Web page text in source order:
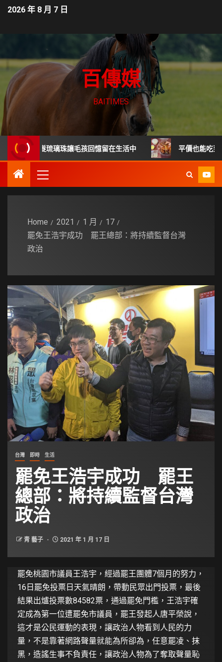
2026 年 8 月 7 日
百傳媒
BAITIMES
毛髮琉璃珠讓毛孩回憶留在生活中 平價也能吃到餐廳級
Home 2021 1 月
17
罷免王浩宇成功 罷王總部：將持續監督台灣
政治
台灣 即時 生活
罷免王浩宇成功 罷王
總部：將持續監督台灣
政治
青 藝子 2021 年 1 月 17 日
罷免桃園市議員王浩宇，經過罷王團體7個月的努力，
16日罷免投票日天氣晴朗，帶動民眾出門投票，最後
結果出爐投票數84582票，通過罷免門檻，王浩宇確
定成為第一位遭罷免市議員，罷王發起人唐平榮說，
這才是公民運動的表現，讓政治人物看到人民的力
量，不是靠著網路聲量就能為所卻為，任意罷凌、抹
黑，造謠生事不負責任，讓政治人物為了奪取聲量恥